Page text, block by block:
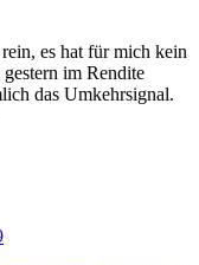
es hat für mich kein
im Rendite
das Umkehrsignal.